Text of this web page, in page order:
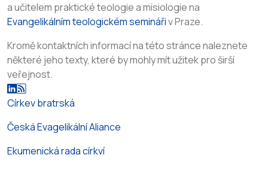
a učitelem praktické teologie a misiologie na
Evangelikálním teologickém seminářiv Praze.
Kromě kontaktních informací na této stránce naleznete
některé jeho texty, které by mohly mít užitek pro širší
veřejnost.
Církev bratrská
Česká Evagelikální Aliance
Ekumenická rada církví